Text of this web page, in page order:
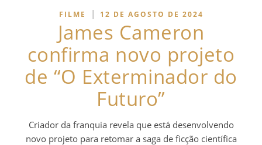
FILME | 12 DE AGOSTO DE 2024
James Cameron
confirma novo projeto
de “O Exterminador do
Futuro”
Criador da franquia revela que está desenvolvendo
novo projeto para retomar a saga de ficção científica